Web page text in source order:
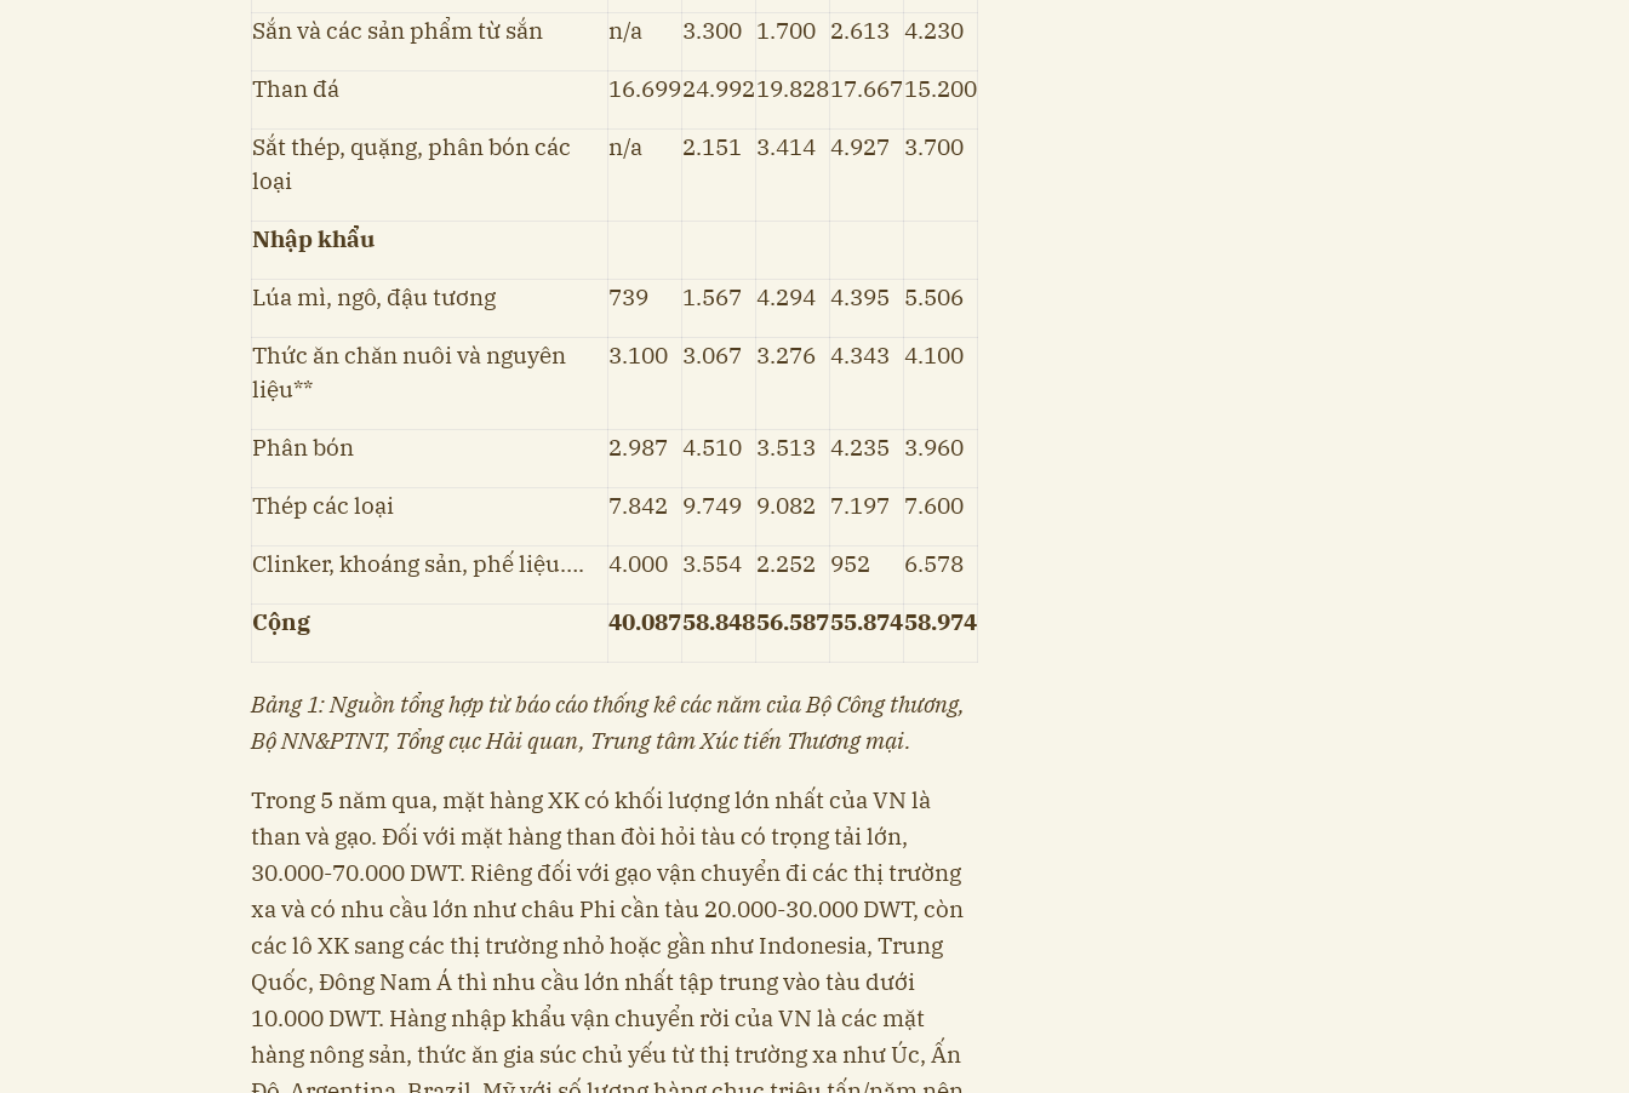
Sắn và các sản phẩm từ sắn
n/a 3.300 1.700 2.613 4.230
Than đá
16.69924.99219.82817.66715.200
Sắt thép, quặng, phân bón các
loại
n/a 2.151 3.414 4.927 3.700
Nhập khẩu
Lúa mì, ngô, đậu tương
739 1.567 4.294 4.395 5.506
Thức ăn chăn nuôi và nguyên
liệu**
3.100 3.067 3.276 4.343 4.100
Phân bón 2.987 4.510 3.513 4.235 3.960
Thép các loại
7.842 9.749 9.082 7.197 7.600
Clinker, khoáng sản, phế liệu….
4.000 3.554 2.252 952
6.578
Cộng
40.08758.84856.58755.87458.974
Bảng 1: Nguồn tổng hợp từ báo cáo thống kê các năm của Bộ Công thương,
Bộ NN&PTNT, Tổng cục Hải quan, Trung tâm Xúc tiến Thương mại.
Trong 5 năm qua, mặt hàng XK có khối lượng lớn nhất của VN là
than và gạo. Đối với mặt hàng than đòi hỏi tàu có trọng tải lớn,
30.000-70.000 DWT. Riêng đối với gạo vận chuyển đi các thị trường
xa và có nhu cầu lớn như châu Phi cần tàu 20.000-30.000 DWT, còn
các lô XK sang các thị trường nhỏ hoặc gần như Indonesia, Trung
Quốc, Đông Nam Á thì nhu cầu lớn nhất tập trung vào tàu dưới
10.000 DWT. Hàng nhập khẩu vận chuyển rời của VN là các mặt
hàng nông sản, thức ăn gia súc chủ yếu từ thị trường xa như Úc, Ấn